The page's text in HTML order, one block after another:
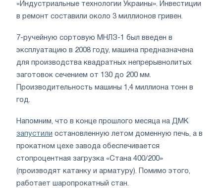
«Индустриальные технологии Украины». Инвестиции
в ремонт составили около 3 миллионов гривен.
7-ручейную сортовую МНЛЗ-1 был введен в
эксплуатацию в 2008 году, машина предназначена
для производства квадратных непрерывнолитых
заготовок сечением от 130 до 200 мм.
Производительность машины 1,4 миллиона тонн в
год.
Напомним, что в конце прошлого месяца на ДМК
запустили остановленную летом доменную печь, а в
прокатном цехе завода обеспечивается
стопроцентная загрузка «Стана 400/200»
(производят катанку и арматуру). Помимо этого,
работает шаропрокатный стан.